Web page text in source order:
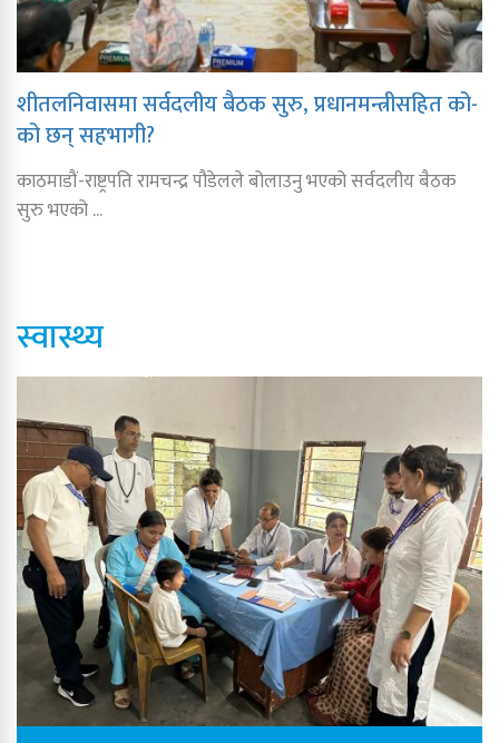
शीतलनिवासमा सर्वदलीय बैठक सुरु, प्रधानमन्त्रीसहित को-
को छन् सहभागी?
काठमाडौं-राष्ट्रपति रामचन्द्र पौडेलले बोलाउनु भएको सर्वदलीय बैठक
सुरु भएको ...
स्वास्थ्य